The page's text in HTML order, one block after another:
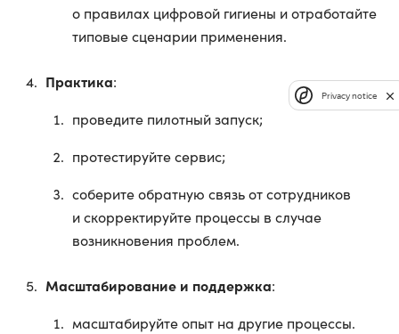
о правилах цифровой гигиены и отработайте
типовые сценарии применения.
Практика:
проведите пилотный запуск;
протестируйте сервис;
соберите обратную связь от сотрудников
и скорректируйте процессы в случае
возникновения проблем.
Масштабирование и поддержка:
масштабируйте опыт на другие процессы.
Privacy notice